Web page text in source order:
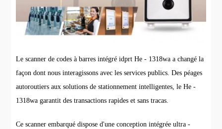
Le scanner de codes à barres intégré idprt He - 1318wa a changé la
façon dont nous interagissons avec les services publics. Des péages
autoroutiers aux solutions de stationnement intelligentes, le He -
1318wa garantit des transactions rapides et sans tracas.
Ce scanner embarqué dispose d'une conception intégrée ultra -